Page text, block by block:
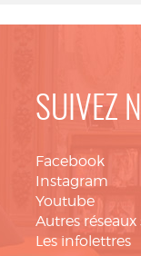
SUIVEZ
Facebook
Instagram
Youtube
Autres
Les infolettres